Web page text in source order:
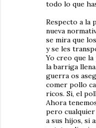
todo lo que
Respecto a la
nueva
se mira que
y se les
Yo creo que
la barriga
guerra os
comer pollo
ricos. Si, el
Ahora
pero
a sus hijos, si